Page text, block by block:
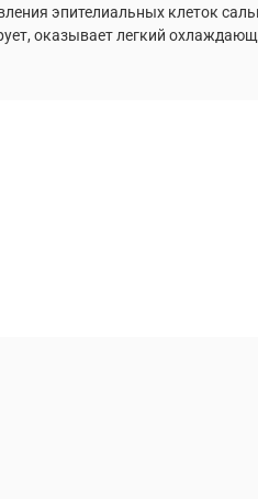
эпителиальных клеток
оказывает легкий